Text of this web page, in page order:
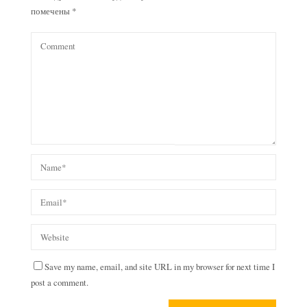
помечены *
Save my name, email, and site URL in my browser for next time I
post a comment.